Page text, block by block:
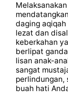
daging
lezat dan
keberkahan
berlipat
lisan anak-
sangat
perlindungan,
buah hati